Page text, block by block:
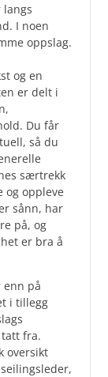
langs
I noen
oppslag.
og en
er delt i
Du får
så du
særtrekk
og oppleve
sånn, har
på, og
er bra å
enn på
i tillegg
fra.
oversikt